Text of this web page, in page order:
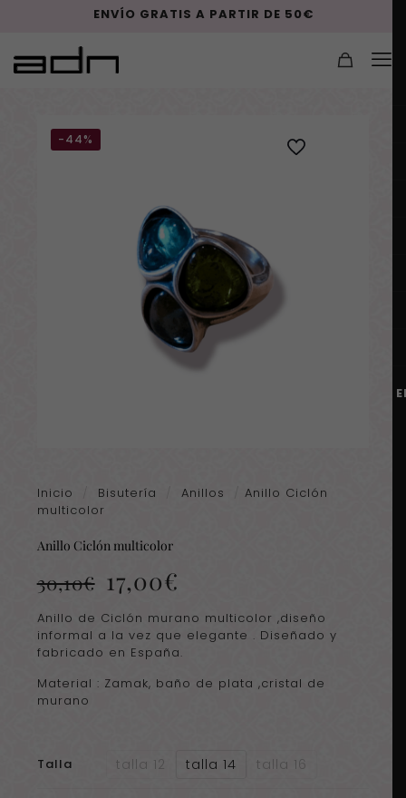
ENVÍO GRATIS A PARTIR DE 50€
-44%
Inicio Bisutería Anillos
Anillo Ciclón
multicolor
Anillo Ciclón multicolor
30,10€ El
precio
original
era:
30,10€.
17,00€
actual
es:
17,00€.
Anillo de Ciclón murano multicolor ,diseño
informal a la vez que elegante . Diseñado y
fabricado en España.
Material : Zamak, baño de plata ,cristal de
murano
Talla talla 12 talla 14 talla 16